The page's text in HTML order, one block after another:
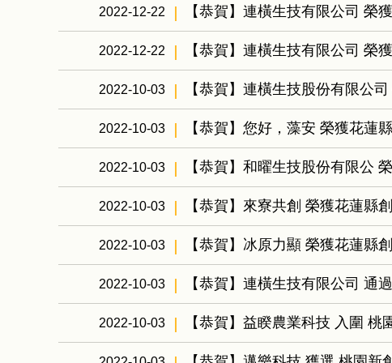
2022-12-22 【恭賀】連橫生技有限公司 榮
2022-12-22 【恭賀】連橫生技有限公司 榮
2022-10-03 【恭賀】連橫生技股份有限公
2022-10-03 【恭賀】您好，藻安 榮獲花蓮
2022-10-03 【恭賀】和曜生技股份有限公
2022-10-03 【恭賀】來寮共創 榮獲花蓮縣
2022-10-03 【恭賀】冰原力顯 榮獲花蓮縣
2022-10-03 【恭賀】連橫生技有限公司 通
2022-10-03 【恭賀】益睽農業科技 入圍